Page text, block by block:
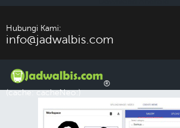
Hubungi Kami:
info@jadwalbis.com
®
(cache: cacheNeo:)